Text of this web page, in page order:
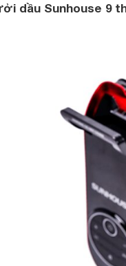
dầu Sunhouse 9